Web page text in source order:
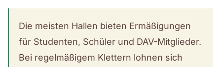
Die meisten Hallen bieten Ermäßigungen
für Studenten, Schüler und DAV-Mitglieder.
Bei regelmäßigem Klettern lohnen sich